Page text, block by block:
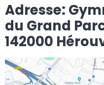
Adresse:
du Grand
142000